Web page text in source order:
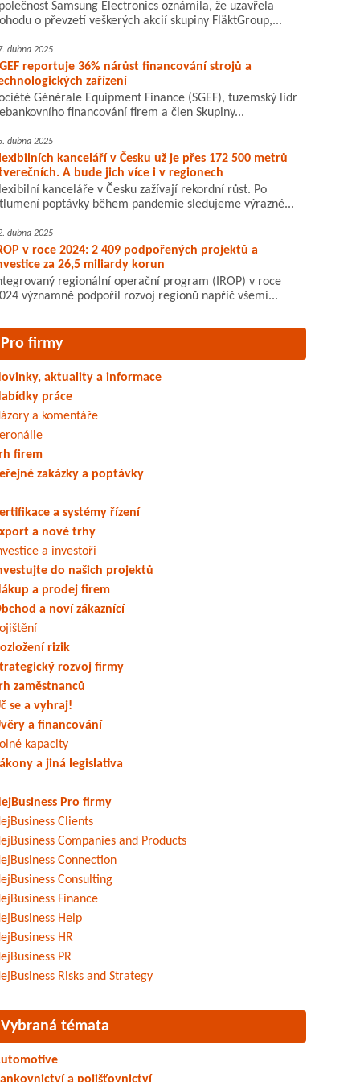
Samsung Electronics oznámila, že uzavřela
o převzetí veškerých akcií skupiny FläktGroup,...
dubna 2025
reportuje 36% nárůst financování strojů a
zařízení
Générale Equipment Finance (SGEF), tuzemský lídr
financování firem a člen Skupiny...
dubna 2025
kanceláří v Česku už je přes 172 500 metrů
A bude jich více i v regionech
kanceláře v Česku zažívají rekordní růst. Po
poptávky během pandemie sledujeme výrazné...
dubna 2025
v roce 2024: 2 409 podpořených projektů a
za 26,5 miliardy korun
regionální operační program (IROP) v roce
významně podpořil rozvoj regionů napříč všemi...
Pro firmy
aktuality a informace
práce
a komentáře
firem
zakázky a poptávky
a systémy řízení
a nové trhy
a investoři
do našich projektů
a prodej firem
a noví zákaznící
rizik
rozvoj firmy
zaměstnanců
se a vyhraj!
a financování
kapacity
a jiná legislativa
Pro firmy
Clients
Companies and Products
Connection
Consulting
Finance
Help
HR
PR
Risks and Strategy
Vybraná témata